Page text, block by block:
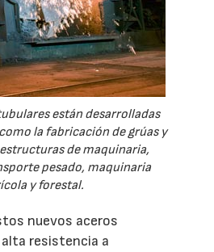
están desarrolladas
la fabricación de grúas y
de maquinaria,
pesado, maquinaria
y forestal.
nuevos aceros
resistencia a